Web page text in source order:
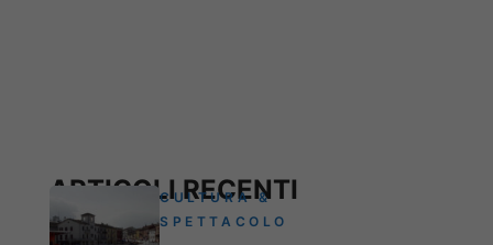
ARTICOLI RECENTI
CULTURA &
SPETTACOLO